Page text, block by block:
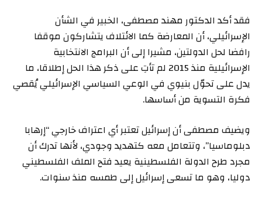
فقد أكد الدكتور مهند مصطفى، الخبير في الشأن
الإسرائيلي، أن المعارضة كما الائتلاف يتشاركون موقفا
رافضا لحل الدولتين، مشيرا إلى أن البرامج الانتخابية
الإسرائيلية منذ 2015 لم تأتِ على ذكر هذا الحل إطلاقا، ما
يدل على تحوّل بنيوي في الوعي السياسي الإسرائيلي يُقصي
فكرة التسوية من أساسها.
ويضيف مصطفى أن إسرائيل تعتبر أي اعتراف خارجي “إرهابا
دبلوماسيا”، وتتعامل معه كتهديد وجودي، لأنها تدرك أن
مجرد طرح الدولة الفلسطينية يعيد فتح الملف الفلسطيني
دوليا، وهو ما تسعى إسرائيل إلى طمسه منذ سنوات.